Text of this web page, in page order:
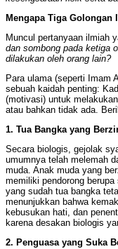
Mengapa Tiga
Muncul pertanyaan ilmiah
dan sombong pada ketiga
dilakukan oleh orang lain?
Para ulama (seperti Imam
sebuah kaidah penting:
(motivasi) untuk
atau bahkan tidak ada.
1. Tua Bangka yang
Secara biologis, gejolak
umumnya telah melemah
muda. Anak muda yang
memiliki pendorong
yang sudah tua bangka
menunjukkan bahwa
kebusukan hati, dan
karena desakan biologis
2. Penguasa yang Suka